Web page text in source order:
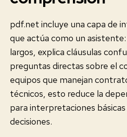
pdf.net incluye una capa de
que actúa como un
largos, explica cláusulas
preguntas directas sobre el
equipos que manejan
técnicos, esto reduce la
para interpretaciones básicas
decisiones.